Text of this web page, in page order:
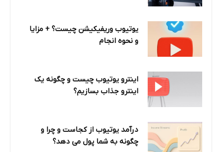
یوتیوب وریفیکیشن چیست؟ + مزایا
و نحوه انجام
اینترو یوتیوب چیست و چگونه یک
اینترو جذاب بسازیم؟
درآمد یوتیوب از کجاست و چرا و
چگونه به شما پول می دهد؟